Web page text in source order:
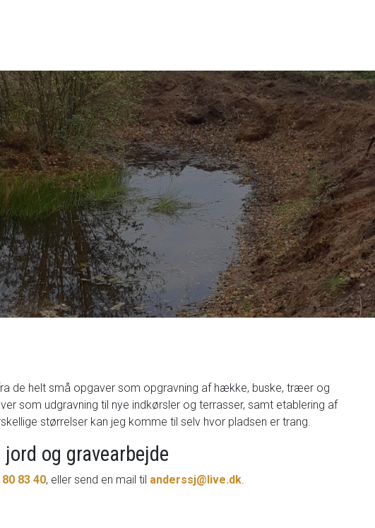
de helt små opgaver som opgravning af hække, buske, træer og
som udgravning til nye indkørsler og terrasser, samt etablering af
størrelser kan jeg komme til selv hvor pladsen er trang.
og gravearbejde
80 83 40, eller send en mail til anderssj@live.dk.